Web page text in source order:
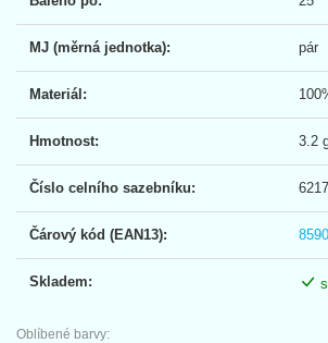
MJ (měrná jednotka): pár
Materiál:
Hmotnost: 3.2
Číslo celního sazebníku:
Čárový kód (EAN13):
Skladem:
Oblíbené barvy: